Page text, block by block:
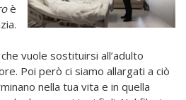
è
vuole sostituirsi all’adulto
Poi però ci siamo allargati a ciò
nella tua vita e in quella